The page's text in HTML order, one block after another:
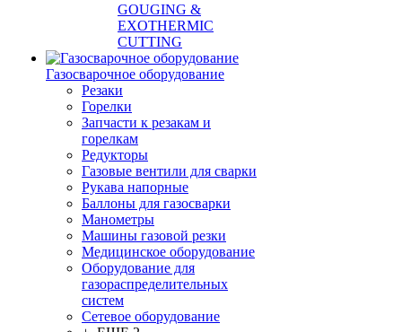
GOUGING &
EXOTHERMIC
CUTTING
Газосварочное оборудование
Резаки
Горелки
Запчасти к резакам и
горелкам
Редукторы
Газовые вентили для сварки
Рукава напорные
Баллоны для газосварки
Манометры
Машины газовой резки
Медицинское оборудование
Оборудование для
газораспределительных
систем
Сетевое оборудование